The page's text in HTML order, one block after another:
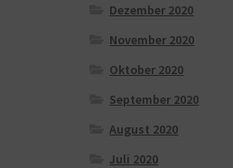
Dezember 2020
November 2020
Oktober 2020
September 2020
August 2020
Juli 2020